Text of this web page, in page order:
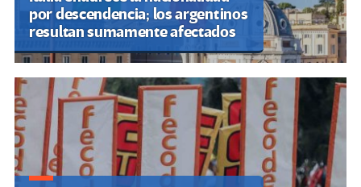
por descendencia; los argentinos
resultan sumamente afectados